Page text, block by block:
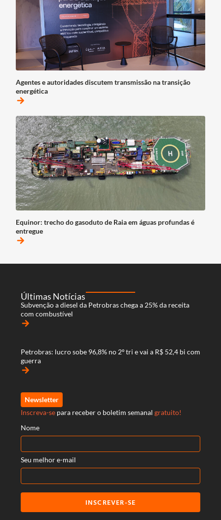
Agentes e autoridades discutem transmissão na transição
energética
arrow_forward
Equinor: trecho do gasoduto de Raia em águas profundas é
entregue
arrow_forward
Últimas Notícias
Subvenção a diesel da Petrobras chega a 25% da receita
com combustível
arrow_forward
Petrobras: lucro sobe 96,8% no 2º tri e vai a R$ 52,4 bi com
guerra
arrow_forward
Newsletter
Inscreva-se para receber o boletim semanal gratuito!
Nome
Seu melhor e-mail
INSCREVER-SE